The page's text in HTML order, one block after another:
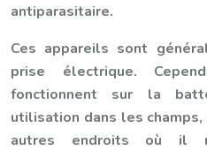
antiparasitaire.
Ces appareils sont
prise électrique.
fonctionnent sur la
utilisation dans les
autres endroits où il